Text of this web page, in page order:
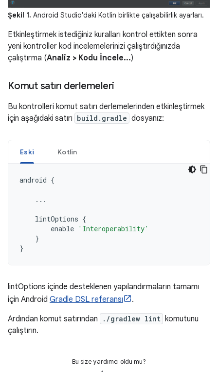
Şekil 1. Android Studio'daki Kotlin birlikte çalışabilirlik ayarları.
Etkinleştirmek istediğiniz kuralları kontrol ettikten sonra
yeni kontroller kod incelemelerinizi çalıştırdığınızda
çalıştırma (Analiz > Kodu İncele...)
Komut satırı derlemeleri
Bu kontrolleri komut satırı derlemelerinden etkinleştirmek
için aşağıdaki satırı build.gradle dosyanız:
Eski Kotlin
android {
...
lintOptions {
enable 'Interoperability'
}
}
lintOptions içinde desteklenen yapılandırmaların tamamı
için Android Gradle DSL referansı
.
Ardından komut satırından
./gradlew lint komutunu
çalıştırın.
Bu size yardımcı oldu mu?